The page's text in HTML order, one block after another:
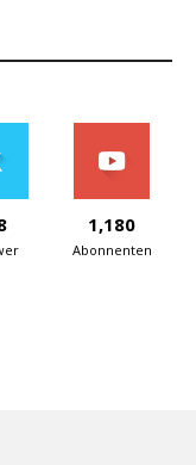
1,180
Abonnenten